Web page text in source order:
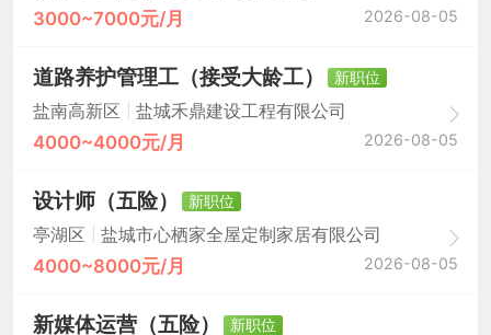
3000~7000元/月 2026-08-05
道路养护管理工（接受大龄工）
新职位
盐南高新区
盐城禾鼎建设工程有限公司
4000~4000元/月 2026-08-05
设计师（五险）
新职位
亭湖区
盐城市心栖家全屋定制家居有限公司
4000~8000元/月 2026-08-05
新媒体运营（五险） 新职位